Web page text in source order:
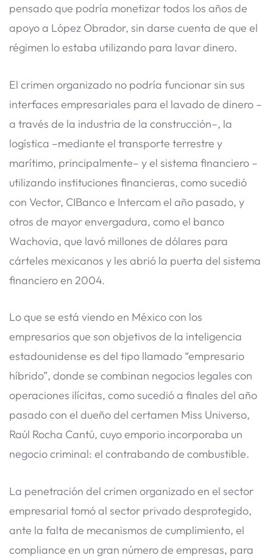
pensado que podría monetizar todos los años de
apoyo a López Obrador, sin darse cuenta de que el
régimen lo estaba utilizando para lavar dinero.
El crimen organizado no podría funcionar sin sus
interfaces empresariales para el lavado de dinero –
a través de la industria de la construcción–, la
logística –mediante el transporte terrestre y
marítimo, principalmente– y el sistema financiero –
utilizando instituciones financieras, como sucedió
con Vector, CIBanco e Intercam el año pasado, y
otros de mayor envergadura, como el banco
Wachovia, que lavó millones de dólares para
cárteles mexicanos y les abrió la puerta del sistema
financiero en 2004.
Lo que se está viendo en México con los
empresarios que son objetivos de la inteligencia
estadounidense es del tipo llamado “empresario
híbrido”, donde se combinan negocios legales con
operaciones ilícitas, como sucedió a finales del año
pasado con el dueño del certamen Miss Universo,
Raúl Rocha Cantú, cuyo emporio incorporaba un
negocio criminal: el contrabando de combustible.
La penetración del crimen organizado en el sector
empresarial tomó al sector privado desprotegido,
ante la falta de mecanismos de cumplimiento, el
compliance en un gran número de empresas, para